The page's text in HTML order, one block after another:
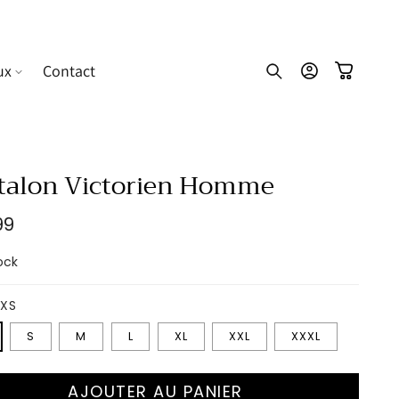
Contact ConnexionPanier
Victorien Homme
XS
S M L XL XXL XXXL
AJOUTER AU PANIER